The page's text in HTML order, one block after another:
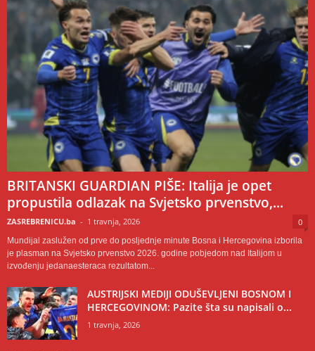
BRITANSKI GUARDIAN PIŠE: Italija je opet
propustila odlazak na Svjetsko prvenstvo,...
ZASREBRENICU.ba - 1 travnja, 2026 0
Mundijal zaslužen od prve do posljednje minute Bosna i Hercegovina izborila
je plasman na Svjetsko prvenstvo 2026. godine pobjedom nad Italijom u
izvođenju jedanaesteraca rezultatom...
AUSTRIJSKI MEDIJI ODUŠEVLJENI BOSNOM I
HERCEGOVINOM: Pazite šta su napisali o...
1 travnja, 2026